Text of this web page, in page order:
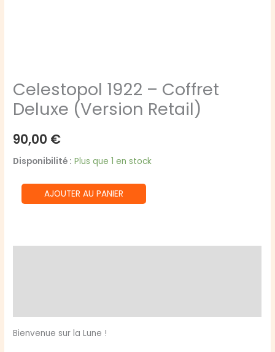
Celestopol 1922 – Coffret
Deluxe (Version Retail)
90,00 €
Disponibilité : Plus que 1 en stock
quantité
de
AJOUTER AU PANIER
Bienvenue sur la Lune !